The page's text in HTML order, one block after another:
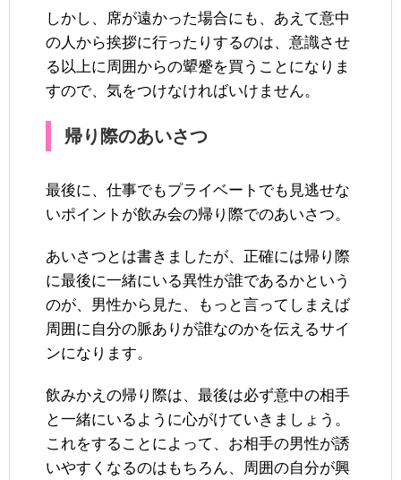
しかし、席が遠かった場合にも、あえて意中
の人から挨拶に行ったりするのは、意識させ
る以上に周囲からの顰蹙を買うことになりま
すので、気をつけなければいけません。
帰り際のあいさつ
最後に、仕事でもプライベートでも見逃せな
いポイントが飲み会の帰り際でのあいさつ。
あいさつとは書きましたが、正確には帰り際
に最後に一緒にいる異性が誰であるかという
のが、男性から見た、もっと言ってしまえば
周囲に自分の脈ありが誰なのかを伝えるサイ
ンになります。
飲みかえの帰り際は、最後は必ず意中の相手
と一緒にいるように心がけていきましょう。
これをすることによって、お相手の男性が誘
いやすくなるのはもちろん、周囲の自分が興